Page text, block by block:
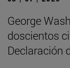
George
doscientos
Declaración